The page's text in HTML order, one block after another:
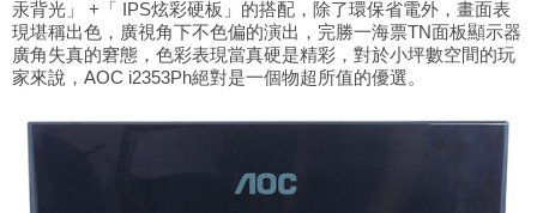
汞背光」 +「 IPS炫彩硬板」的搭配，除了環保省電外，畫面表
現堪稱出色，廣視角下不色偏的演出，完勝一海票TN面板顯示器
廣角失真的窘態，色彩表現當真硬是精彩，對於小坪數空間的玩
家來說，AOC i2353Ph絕對是一個物超所值的優選。